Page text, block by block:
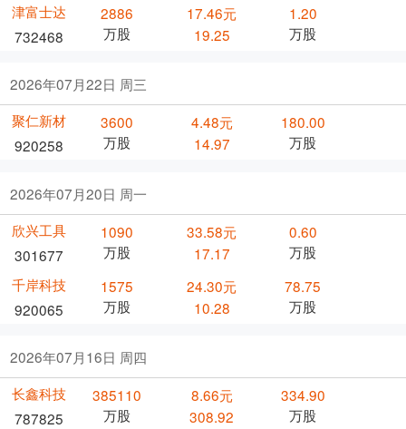
津富士达
732468
2886
万股
17.46元
19.25
1.20
万股
2026年07月22日 周三
聚仁新材
920258
3600
万股
4.48元
14.97
180.00
万股
2026年07月20日 周一
欣兴工具
301677
1090
万股
33.58元
17.17
0.60
万股
千岸科技
920065
1575
万股
24.30元
10.28
78.75
万股
2026年07月16日 周四
长鑫科技
787825
385110
万股
8.66元
308.92
334.90
万股